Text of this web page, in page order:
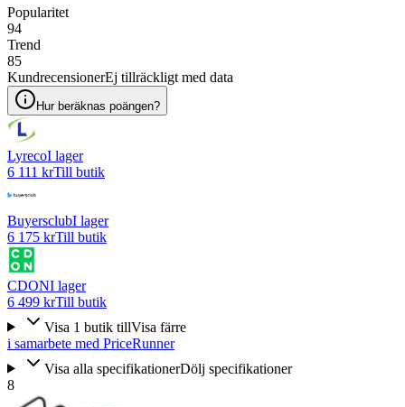
Popularitet
94
Trend
85
KundrecensionerEj tillräckligt med data
Hur beräknas poängen?
LyrecoI lager
6 111 krTill butik
BuyersclubI lager
6 175 krTill butik
CDONI lager
6 499 krTill butik
Visa 1 butik tillVisa färre
i samarbete med PriceRunner
Visa alla specifikationerDölj specifikationer
8